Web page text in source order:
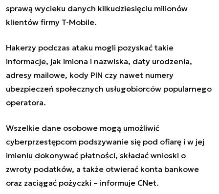
sprawą wycieku danych kilkudziesięciu milionów
klientów firmy T-Mobile.
Hakerzy podczas ataku mogli pozyskać takie
informacje, jak imiona i nazwiska, daty urodzenia,
adresy mailowe, kody PIN czy nawet numery
ubezpieczeń społecznych usługobiorców popularnego
operatora.
Wszelkie dane osobowe mogą umożliwić
cyberprzestępcom podszywanie się pod ofiarę i w jej
imieniu dokonywać płatności, składać wnioski o
zwroty podatków, a także otwierać konta bankowe
oraz zaciągać pożyczki – informuje CNet.